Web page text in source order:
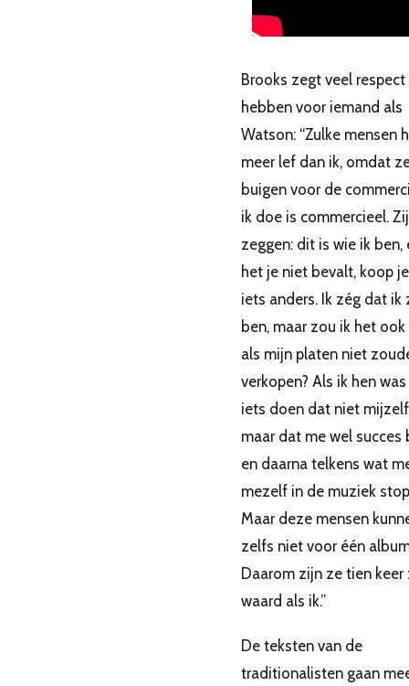
Brooks zegt veel
hebben voor iemand als
Watson: “Zulke mensen
meer lef dan ik, omdat
buigen voor de
ik doe is commercieel. Zij
zeggen: dit is wie ik ben,
het je niet bevalt, koop
iets anders. Ik zég dat ik
ben, maar zou ik het
als mijn platen niet
verkopen? Als ik hen
iets doen dat niet
maar dat me wel succes
en daarna telkens wat
mezelf in de muziek
Maar deze mensen
zelfs niet voor één
Daarom zijn ze tien keer
waard als ik.”
De teksten van de
traditionalisten gaan